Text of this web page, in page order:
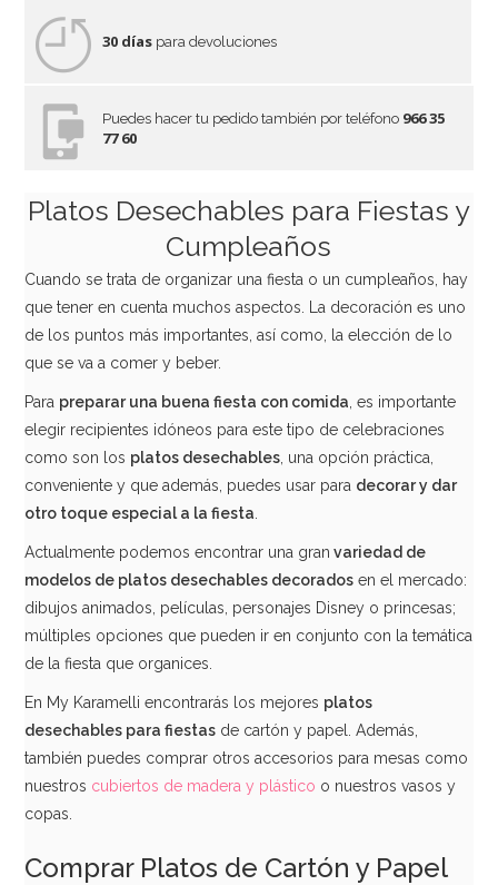
30 días para devoluciones
Puedes hacer tu pedido también por teléfono 966 35
77 60
Platos Desechables para Fiestas y
Cumpleaños
Cuando se trata de organizar una fiesta o un cumpleaños, hay
que tener en cuenta muchos aspectos. La decoración es uno
de los puntos más importantes, así como, la elección de lo
que se va a comer y beber.
Para preparar una buena fiesta con comida , es importante
elegir recipientes idóneos para este tipo de celebraciones
como son los platos desechables , una opción práctica,
conveniente y que además, puedes usar para decorar y dar
otro toque especial a la fiesta
Actualmente podemos encontrar una gran variedad de
modelos de platos desechables decorados en el mercado:
dibujos animados, películas, personajes Disney o princesas;
múltiples opciones que pueden ir en conjunto con la temática
de la fiesta que organices.
En My Karamelli encontrarás los mejores platos
desechables para fiestas de cartón y papel. Además,
también puedes comprar otros accesorios para mesas como
nuestros cubiertos de madera y plástico o nuestros vasos y
copas.
Comprar Platos de Cartón y Papel